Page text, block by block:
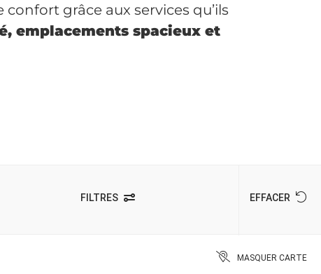
grâce aux services qu’ils
emplacements spacieux et
FILTRES EFFACER
MASQUER CARTE